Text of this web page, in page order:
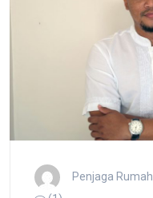
Penjaga Rumah